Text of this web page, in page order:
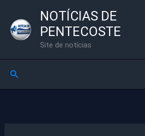
para
NOTÍCIAS DE
PENTECOSTE
Site de notícias
Pesquisar